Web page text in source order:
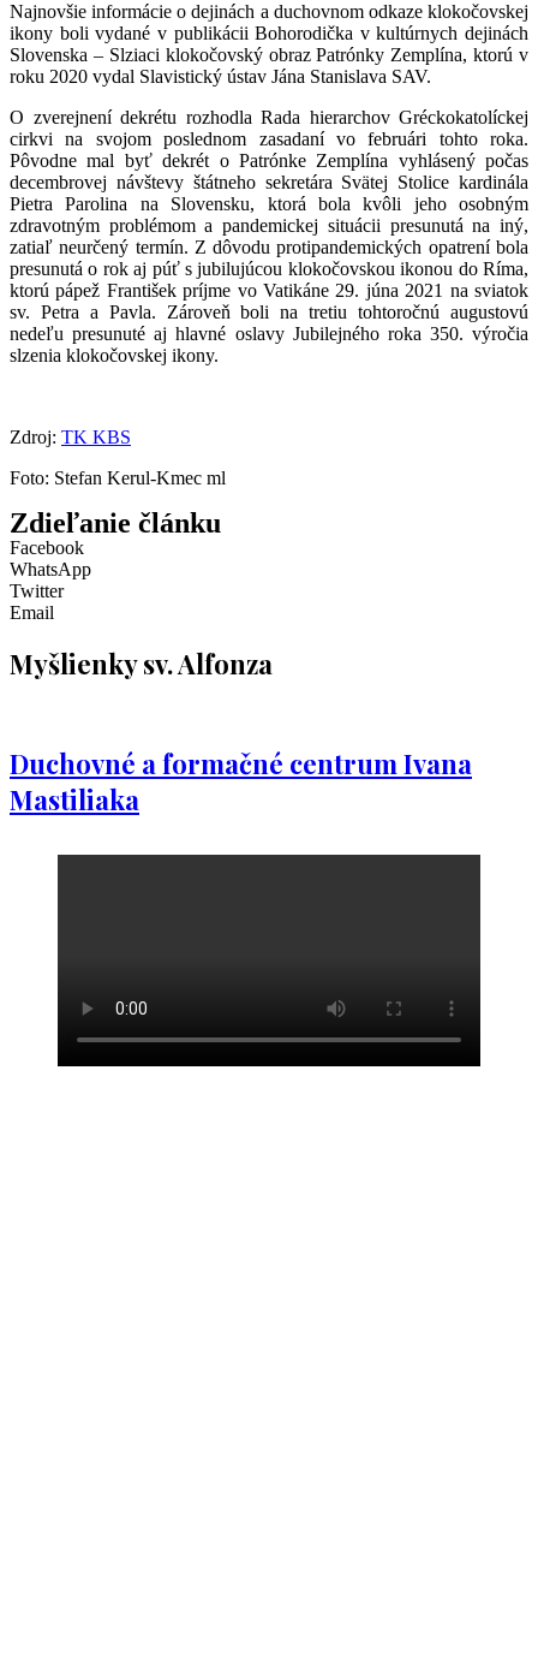
Najnovšie informácie o dejinách a duchovnom odkaze klokočovskej
ikony boli vydané v publikácii Bohorodička v kultúrnych dejinách
Slovenska – Slziaci klokočovský obraz Patrónky Zemplína, ktorú v
roku 2020 vydal Slavistický ústav Jána Stanislava SAV.
O zverejnení dekrétu rozhodla Rada hierarchov Gréckokatolíckej
cirkvi na svojom poslednom zasadaní vo februári tohto roka.
Pôvodne mal byť dekrét o Patrónke Zemplína vyhlásený počas
decembrovej návštevy štátneho sekretára Svätej Stolice kardinála
Pietra Parolina na Slovensku, ktorá bola kvôli jeho osobným
zdravotným problémom a pandemickej situácii presunutá na iný,
zatiaľ neurčený termín. Z dôvodu protipandemických opatrení bola
presunutá o rok aj púť s jubilujúcou klokočovskou ikonou do Ríma,
ktorú pápež František príjme vo Vatikáne 29. júna 2021 na sviatok
sv. Petra a Pavla. Zároveň boli na tretiu tohtoročnú augustovú
nedeľu presunuté aj hlavné oslavy Jubilejného roka 350. výročia
slzenia klokočovskej ikony.
Zdroj: TK KBS
Foto: Stefan Kerul-Kmec ml
Zdieľanie článku
Facebook
WhatsApp
Twitter
Email
Myšlienky sv. Alfonza
Duchovné a formačné centrum Ivana
Mastiliaka